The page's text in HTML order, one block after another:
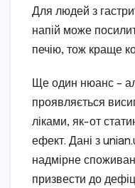
Для людей з
напій може
печію, тож краще
Ще один нюанс –
проявляється
ліками, як-от
ефект. Дані з
надмірне
призвести до